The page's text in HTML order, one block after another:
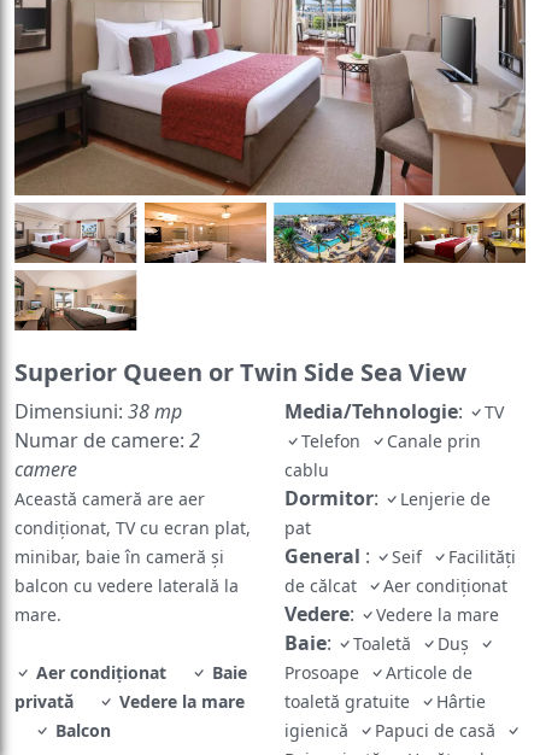
Superior Queen or Twin Side Sea View
Dimensiuni: 38 mp
Numar de camere: 2
camere
Această cameră are aer
condiționat, TV cu ecran plat,
minibar, baie în cameră și
balcon cu vedere laterală la
mare.
Aer condiționat
Baie
privată
Vedere la mare
Balcon
Media/Tehnologie:
TV
Telefon
Canale prin
cablu
Dormitor:
Lenjerie de
pat
General : Seif
Facilități
de călcat
Aer condiționat
Vedere: Vedere la mare
Baie: Toaletă
Duș
Prosoape
Articole de
toaletă gratuite
Hârtie
igienică
Papuci de casă